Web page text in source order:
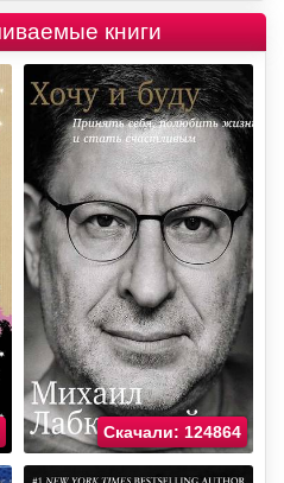
книги
Скачали: 124864